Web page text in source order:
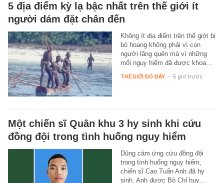
5 địa điểm kỳ lạ bậc nhất trên thế giới ít
người dám đặt chân đến
Không ít địa điểm trên thế giới bị
bỏ hoang không phải vì con
người lãng quên mà vì những
mối nguy hiểm đã được khoa…
THẾ GIỚI ĐÓ ĐÂY - 5 giờ trước
Một chiến sĩ Quân khu 3 hy sinh khi cứu
đồng đội trong tình huống nguy hiểm
Dũng cảm ứng cứu đồng đội
trong tình huống nguy hiểm,
chiến sĩ Cao Tuấn Anh đã hy
sinh. Anh được Bộ Chỉ huy…